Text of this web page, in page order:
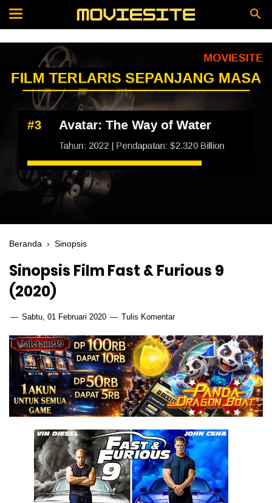
Beranda › Sinopsis
Sinopsis Film Fast & Furious 9
(2020)
Sabtu, 01 Februari 2020 Tulis Komentar